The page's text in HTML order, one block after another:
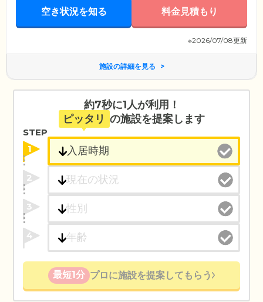
空き状況を知る 料金見積もり
※2026/07/08更新
施設の詳細を見る
約7秒に1人が利用！
ピッタリ の施設を提案します
STEP
1
2
3
4
最短1分 プロに施設を提案してもらう